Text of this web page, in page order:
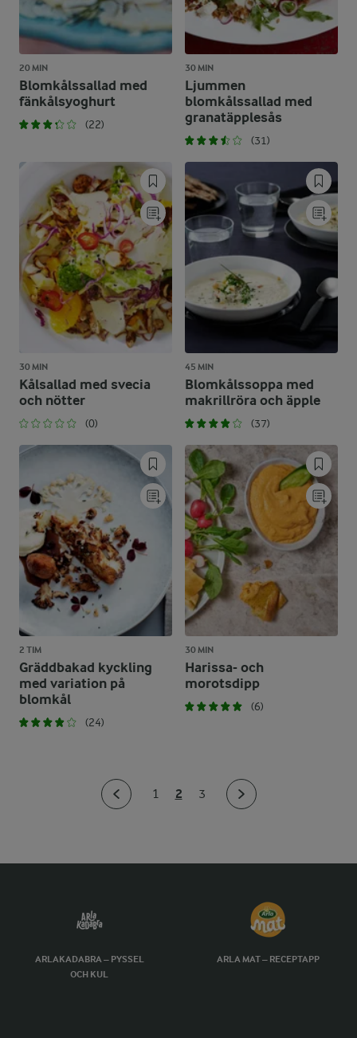
20 MIN
Blomkålssallad med
fänkålsyoghurt
(22)
30 MIN
Ljummen
blomkålssallad med
granatäpplesås
(31)
30 MIN
Kålsallad med svecia
och nötter
(0)
45 MIN
Blomkålssoppa med
makrillröra och äpple
(37)
2 TIM
Gräddbakad kyckling
med variation på
blomkål
(24)
30 MIN
Harissa- och
morotsdipp
(6)
1 2 3
ARLAKADABRA – PYSSEL
OCH KUL
ARLA MAT – RECEPTAPP